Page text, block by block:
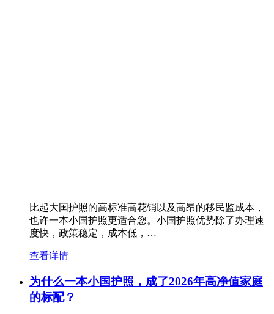
比起大国护照的高标准高花销以及高昂的移民监成本，
也许一本小国护照更适合您。小国护照优势除了办理速
度快，政策稳定，成本低，…
查看详情
为什么一本小国护照，成了2026年高净值家庭
的标配？